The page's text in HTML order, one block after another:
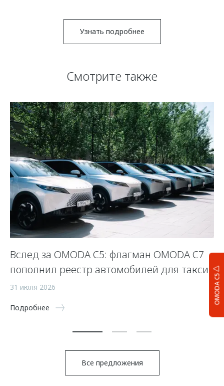
OMODA C5
Узнать подробнее
Смотрите также
Вслед за OMODA C5: флагман OMODA C7
пополнил реестр автомобилей для такси
31 июля 2026
Подробнее
5
Все предложения